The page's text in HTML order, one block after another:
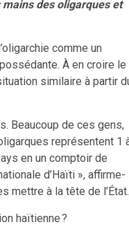
des oligarques et
comme un
À en croire le
similaire à partir
Beaucoup de ces gens,
représentent 1
en un comptoir de
d’Haïti », affirme-
mettre à la tête de l’État.
haïtienne ?